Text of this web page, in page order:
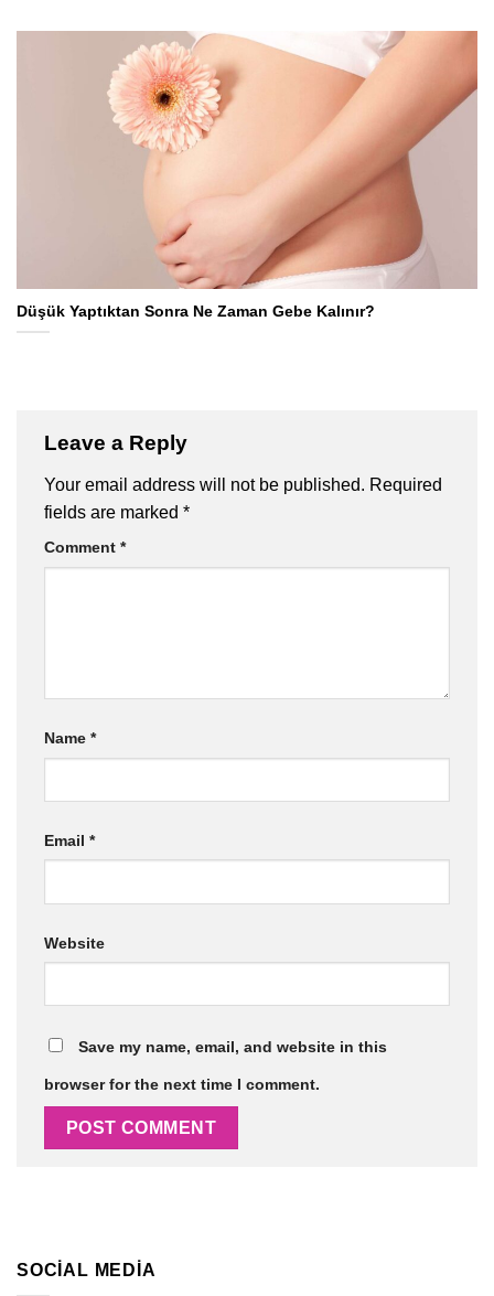
Düşük Yaptıktan Sonra Ne Zaman Gebe Kalınır?
Leave a Reply
Your email address will not be published. Required
fields are marked *
Comment *
Name *
Email *
Website
Save my name, email, and website in this
browser for the next time I comment.
SOCIAL MEDIA